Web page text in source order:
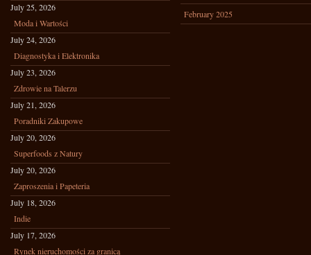
July 25, 2026
Moda i Wartości
July 24, 2026
Diagnostyka i Elektronika
July 23, 2026
Zdrowie na Talerzu
July 21, 2026
Poradniki Zakupowe
July 20, 2026
Superfoods z Natury
July 20, 2026
Zaproszenia i Papeteria
July 18, 2026
Indie
July 17, 2026
Rynek nieruchomości za granicą
February 2025